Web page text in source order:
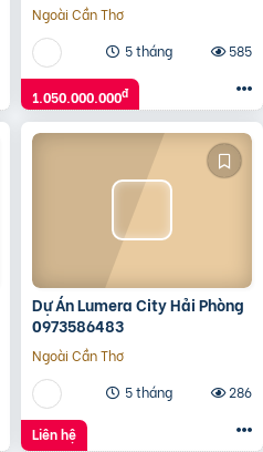
Ngoài Cần Thơ
5 tháng
585
1.050.000.000đ
Dự Án Lumera City Hải Phòng
0973586483
Ngoài Cần Thơ
5 tháng
286
Liên hệ